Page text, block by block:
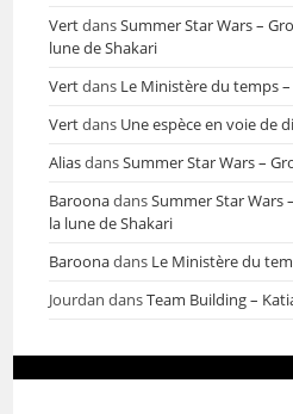
VertdansSummer Star Wars –
lune de Shakari
Vertdans Le Ministère du temps
Vertdans Une espèce en voie de
AliasdansSummer Star Wars –
BaroonadansSummer Star Wars
la lune de Shakari
Baroonadans Le Ministère du
Jourdan dansTeam Building –